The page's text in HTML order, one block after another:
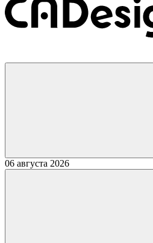
06 августа 2026